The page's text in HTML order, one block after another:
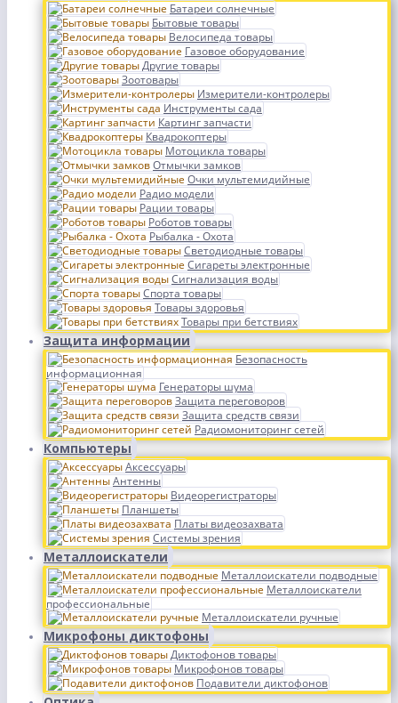
Батареи солнечные
Бытовые товары
Велосипеда товары
Газовое оборудование
Другие товары
Зоотовары
Измерители-контролеры
Инструменты сада
Картинг запчасти
Квадрокоптеры
Мотоцикла товары
Отмычки замков
Очки мультемидийные
Радио модели
Рации товары
Роботов товары
Рыбалка - Охота
Светодиодные товары
Сигареты электронные
Сигнализация воды
Спорта товары
Товары здоровья
Товары при бетствиях
Защита информации
Безопасность
информационная
Генераторы шума
Защита переговоров
Защита средств связи
Радиомониторинг сетей
Компьютеры
Аксессуары
Антенны
Видеорегистраторы
Планшеты
Платы видеозахвата
Системы зрения
Металлоискатели
Металлоискатели подводные
Металлоискатели
профессиональные
Металлоискатели ручные
Микрофоны диктофоны
Диктофонов товары
Микрофонов товары
Подавители диктофонов